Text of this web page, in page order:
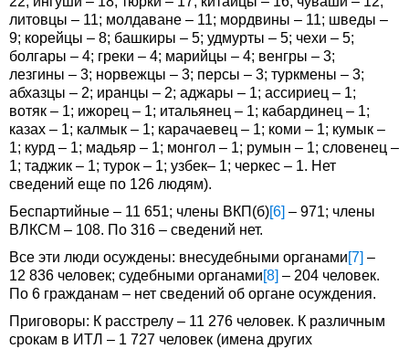
литовцы – 11; молдаване – 11; мордвины – 11; шведы –
9; корейцы – 8; башкиры – 5; удмурты – 5; чехи – 5;
болгары – 4; греки – 4; марийцы – 4; венгры – 3;
лезгины – 3; норвежцы – 3; персы – 3; туркмены – 3;
абхазцы – 2; иранцы – 2; аджары – 1; ассириец – 1;
вотяк – 1; ижорец – 1; итальянец – 1; кабардинец – 1;
казах – 1; калмык – 1; карачаевец – 1; коми – 1; кумык –
1; курд – 1; мадьяр – 1; монгол – 1; румын – 1; словенец –
1; таджик – 1; турок – 1; узбек– 1; черкес – 1. Нет
сведений еще по 126 людям).
Беспартийные – 11 651; члены ВКП(б)[6] – 971; члены
ВЛКСМ – 108. По 316 – сведений нет.
Все эти люди осуждены: внесудебными органами[7] –
12 836 человек; судебными органами[8] – 204 человек.
По 6 гражданам – нет сведений об органе осуждения.
Приговоры: К расстрелу – 11 276 человек. К различным
срокам в ИТЛ – 1 727 человек (имена других